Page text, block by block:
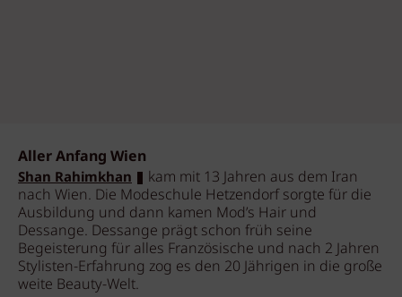
Aller Anfang Wien
Shan Rahimkhan
kam mit 13 Jahren aus dem Iran
nach Wien. Die Modeschule Hetzendorf sorgte für die
Ausbildung und dann kamen Mod’s Hair und
Dessange. Dessange prägt schon früh seine
Begeisterung für alles Französische und nach 2 Jahren
Stylisten-Erfahrung zog es den 20 Jährigen in die große
weite Beauty-Welt.